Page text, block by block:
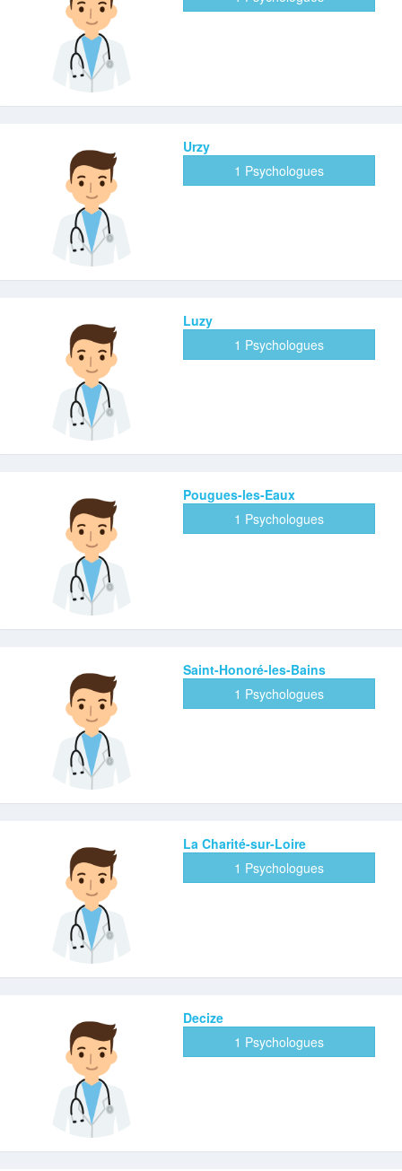
Urzy
1 Psychologues
Luzy
1 Psychologues
Pougues-les-Eaux
1 Psychologues
Saint-Honoré-les-Bains
1 Psychologues
La Charité-sur-Loire
1 Psychologues
Decize
1 Psychologues